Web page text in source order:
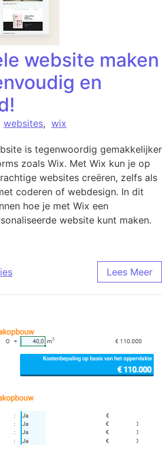
website maken
en
websites, wix
is tegenwoordig gemakkelijker
zoals Wix. Met Wix kun je op
websites creëren, zelfs als
coderen of webdesign. In dit
hoe je met Wix een
website kunt maken.
Lees Meer